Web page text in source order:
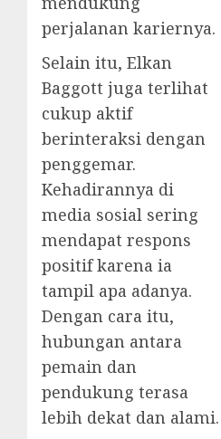
perjalanan kariernya.
Selain itu, Elkan
Baggott juga terlihat
cukup aktif
berinteraksi dengan
penggemar.
Kehadirannya di
media sosial sering
mendapat respons
positif karena ia
tampil apa adanya.
Dengan cara itu,
hubungan antara
pemain dan
pendukung terasa
lebih dekat dan alami.